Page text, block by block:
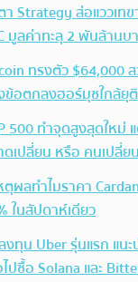
Strategy ส่อแววเท
มูลค่าทะลุ 2 พันล้านบ
ทรงตัว $64,000
ข้อตกลงฮอร์มุซใกล้ยุติ
500 ทำจุดสูงสุดใหม่
เปลี่ยน หรือ คนเปลี่ย
ตุผลทำไมราคา
ในสัปดาห์เดียว
ทุน Uber รุ่นแรก แนะ
ปซื้อ Solana และ